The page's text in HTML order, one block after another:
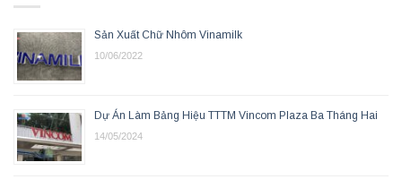
Sản Xuất Chữ Nhôm Vinamilk
10/06/2022
Dự Án Làm Bảng Hiệu TTTM Vincom Plaza Ba Tháng Hai
14/05/2024